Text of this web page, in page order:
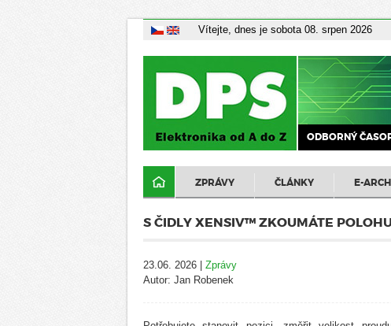
Vítejte, dnes je sobota 08. srpen 2026
ODBORNÝ
ZPRÁVY ČLÁNKY E-
S ČIDLY XENSIV™ ZKOUMÁTE
23.06. 2026 | Zprávy
Autor: Jan Robenek